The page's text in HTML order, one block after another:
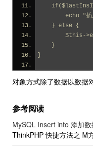
    } else {
    }
}
对象方式除了数据以数据
参考阅读
MySQL Insert into 添加
ThinkPHP 快捷方法之 M